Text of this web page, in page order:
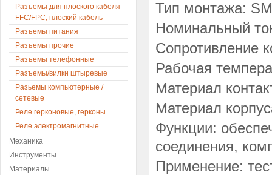
Тип монтажа:
Номинальный
Сопротивление
Рабочая
Материал
Материал
Функции:
соединения,
Применение:
Разъемы для плоского кабеля
FFC/FPC, плоский кабель
Разъемы питания
Разъемы прочие
Разъемы телефонные
Разъемы/вилки штыревые
Разьемы компьютерные /
сетевые
Реле герконовые, герконы
Реле электромагнитные
Механика
Инструменты
Материалы